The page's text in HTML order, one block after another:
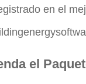
en el
el